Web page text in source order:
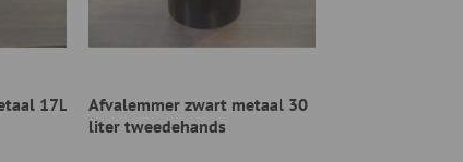
17L
Afvalemmer zwart metaal 30
liter tweedehands